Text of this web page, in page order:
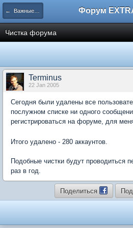
← Важные новости сайта EXTRACTOR.ru
Чистка форума
Terminus
22 Jan 2005
Сегодня были удалены все
послужном списке ни одного
регистрироваться на форуме, для
Итого удалено - 280 аккаунтов.
Подобные чистки будут проводиться
раз в год.
Поделиться